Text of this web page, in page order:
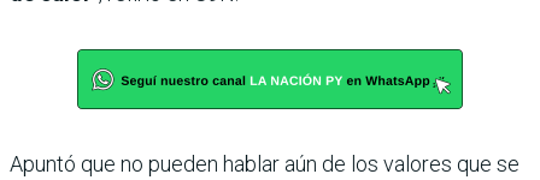
Apuntó que no pueden hablar aún de los valores que se